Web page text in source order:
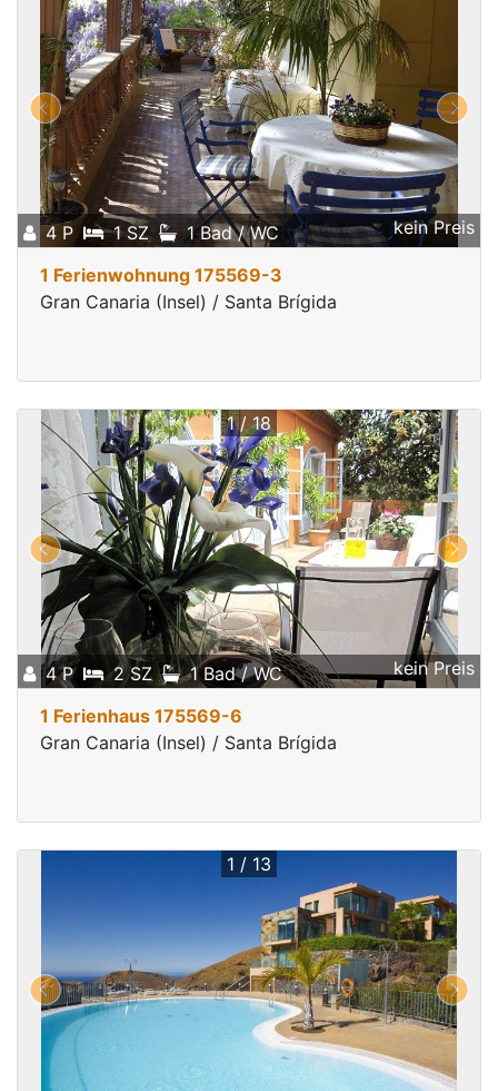
4 P 1 SZ 1 Bad / WC kein Preis
1 Ferienwohnung 175569-3
Gran Canaria (Insel) / Santa Brígida
4 P 2 SZ 1 Bad / WC kein Preis
1 / 18
1 Ferienhaus 175569-6
Gran Canaria (Insel) / Santa Brígida
1 / 13